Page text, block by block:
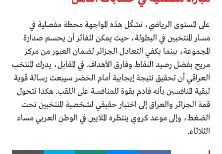
على المستوى الرياضي، تشكّل هذه المواجهة محطة مفصلية في
مسار المنتخبين في البطولة، حيث يمكن للفائز أن يحسم صدارة
المجموعة، بينما يكفي التعادل الجزائر لضمان العبور من مركز
مريح بفضل رصيد النقاط وفارق الأهداف. في المقابل، يدرك المنتخب
العراقي أن تحقيق نتيجة إيجابية أمام الخضر سيبعث رسالة قوية
لبقية المنافسين بأنه قادم بقوة للمنافسة على اللقب. هكذا تتحول
قمة الجزائر والعراق إلى اختبار حقيقي لشخصية المنتخبين تحت
الضغط، وإلى موعد كروي ينتظره الملايين في الوطن العربي مساء
الثلاثاء.